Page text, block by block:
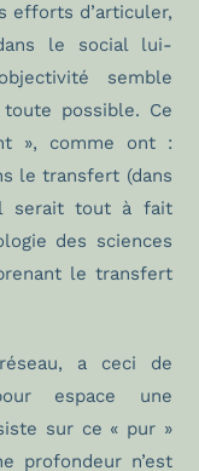
efforts d’articuler,
le social lui-
semble
possible. Ce
», comme ont :
le transfert (dans
serait tout à fait
des sciences
le transfert
a ceci de
espace une
sur ce « pur »
profondeur n’est